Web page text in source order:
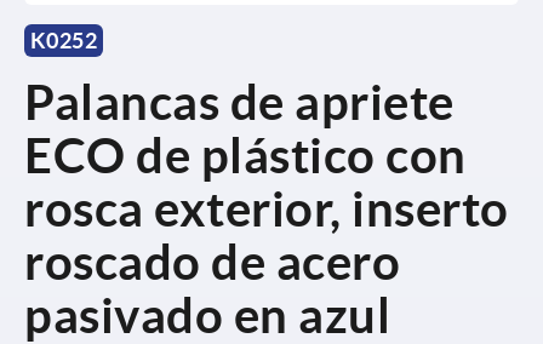
K0252
Palancas de apriete
ECO de plástico con
rosca exterior, inserto
roscado de acero
pasivado en azul